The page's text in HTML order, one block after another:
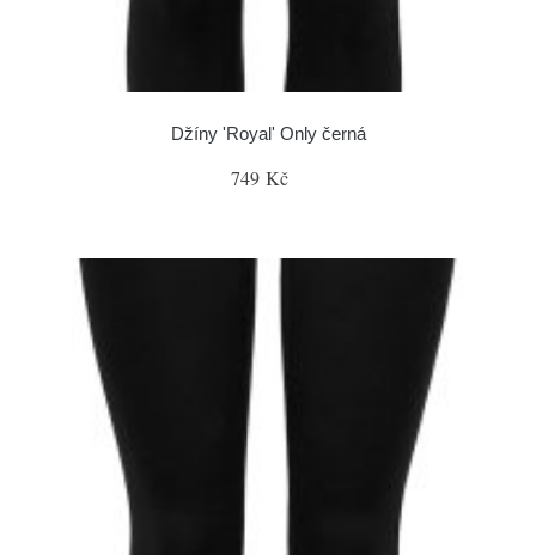
Džíny 'Royal' Only černá
749 Kč